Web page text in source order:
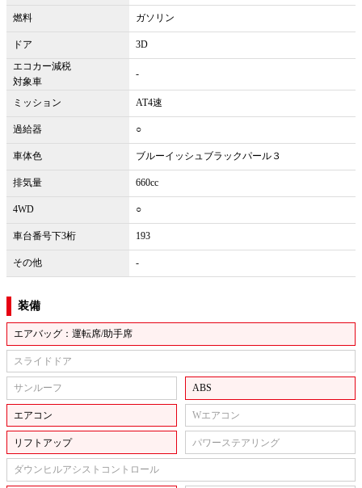
燃料 ガソリン
ドア
3D
エコカー減税
対象車
-
ミッション AT4速
過給器 ○
車体色 ブルーイッシュブラックパール３
排気量 660cc
4WD ○
車台番号下3桁 193
その他 -
装備
エアバッグ：運転席/助手席
スライドドア
サンルーフ ABS
エアコン Wエアコン
リフトアップ パワーステアリング
ダウンヒルアシストコントロール